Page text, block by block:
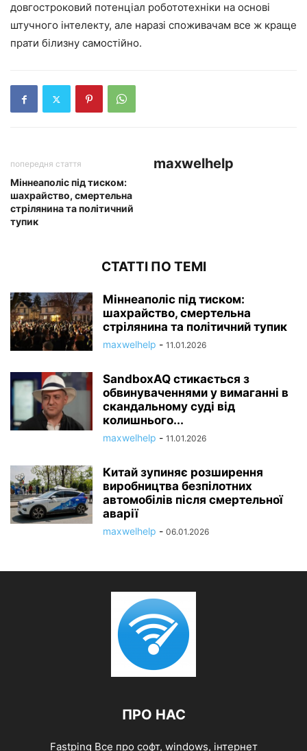
довгостроковий потенціал робототехніки на основі
штучного інтелекту, але наразі споживачам все ж краще
прати білизну самостійно.
попередня стаття
Міннеаполіс під тиском:
шахрайство, смертельна
стрілянина та політичний
тупик
maxwelhelp
СТАТТІ ПО ТЕМІ
Міннеаполіс під тиском:
шахрайство, смертельна
стрілянина та політичний тупик
maxwelhelp - 11.01.2026
SandboxAQ стикається з
обвинуваченнями у вимаганні в
скандальному суді від
колишнього...
maxwelhelp - 11.01.2026
Китай зупиняє розширення
виробництва безпілотних
автомобілів після смертельної
аварії
maxwelhelp - 06.01.2026
ПРО НАС
Fastping Все про софт, windows, інтернет